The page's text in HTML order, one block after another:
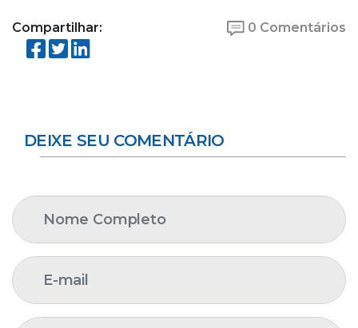
Compartilhar: 0 Comentários
DEIXE SEU COMENTÁRIO